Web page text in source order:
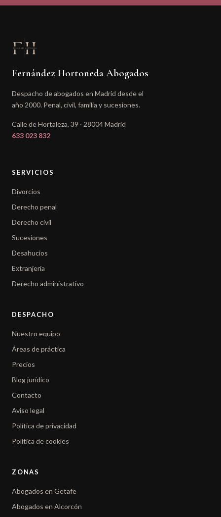
Fernández Hortoneda Abogados
Despacho de abogados en Madrid desde el
año 2000. Penal, civil, familia y sucesiones.
Calle de Hortaleza, 39 · 28004 Madrid
633 023 832
SERVICIOS
Divorcios
Derecho penal
Derecho civil
Sucesiones
Desahucios
Extranjería
Derecho administrativo
DESPACHO
Nuestro equipo
Áreas de práctica
Precios
Blog jurídico
Contacto
Aviso legal
Política de privacidad
Política de cookies
ZONAS
Abogados en Getafe
Abogados en Alcorcón